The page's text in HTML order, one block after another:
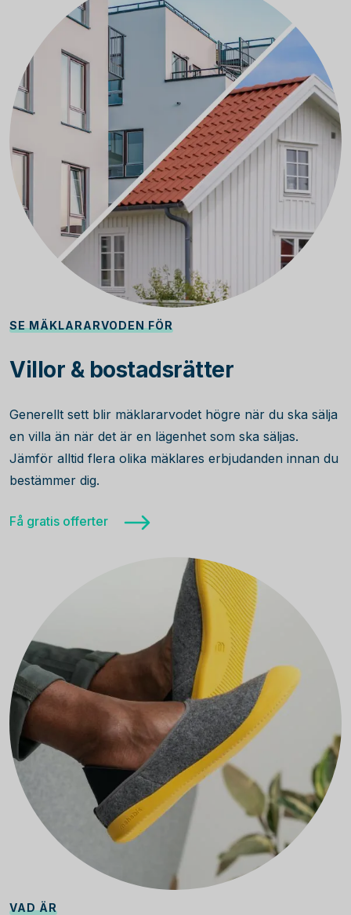
SE MÄKLARARVODEN FÖR
Villor & bostadsrätter
Generellt sett blir mäklararvodet högre när du ska sälja
en villa än när det är en lägenhet som ska säljas.
Jämför alltid flera olika mäklares erbjudanden innan du
bestämmer dig.
Få gratis offerter
VAD ÄR